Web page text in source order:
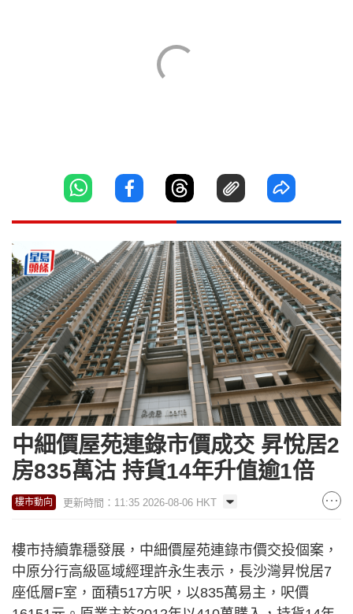
中細價屋苑連錄市價成交 昇悅居2
房835萬沽 持貨14年升值逾1倍
樓市動向 更新時間：11:35 2026-08-06 HKT
樓市持續靠穩發展，中細價屋苑連錄市價交投個案，
中原分行高級區域經理許永生表示，長沙灣昇悅居7
座低層F室，面積517方呎，以835萬易主，呎價